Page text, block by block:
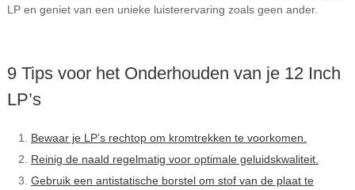
LP en geniet van een unieke luisterervaring zoals geen ander.
9 Tips voor het Onderhouden van je 12 Inch
LP’s
Bewaar je LP’s rechtop om kromtrekken te voorkomen.
Reinig de naald regelmatig voor optimale geluidskwaliteit.
Gebruik een antistatische borstel om stof van de plaat te